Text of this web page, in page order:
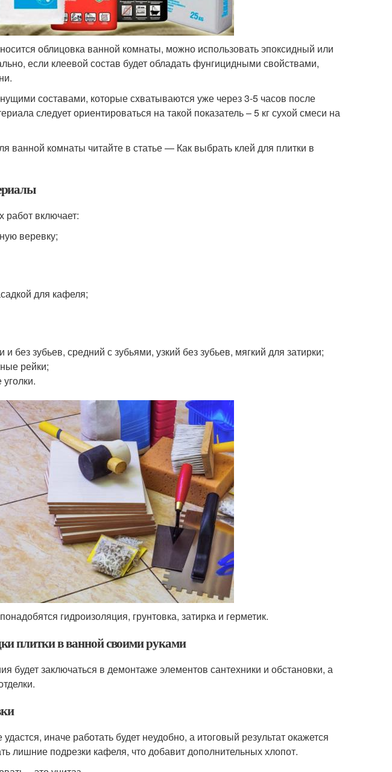
облицовка ванной комнаты, можно использовать эпоксидный или
если клеевой состав будет обладать фунгицидными свойствами,
составами, которые схватываются уже через 3-5 часов после
следует ориентироваться на такой показатель – 5 кг сухой смеси на
ванной комнаты читайте в статье — Как выбрать клей для плитки в
работ включает:
веревку;
для кафеля;
без зубьев, средний с зубьями, узкий без зубьев, мягкий для затирки;
рейки;
гидроизоляция, грунтовка, затирка и герметик.
плитки в ванной своими руками
будет заключаться в демонтаже элементов сантехники и обстановки, а
иначе работать будет неудобно, а итоговый результат окажется
лишние подрезки кафеля, что добавит дополнительных хлопот.